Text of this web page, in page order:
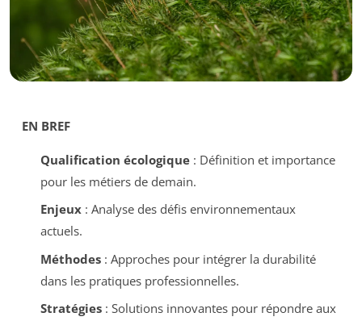
EN BREF
Qualification écologique: Définition et importance
pour les métiers de demain.
Enjeux: Analyse des défis environnementaux
actuels.
Méthodes: Approches pour intégrer la durabilité
dans les pratiques professionnelles.
Stratégies: Solutions innovantes pour répondre aux